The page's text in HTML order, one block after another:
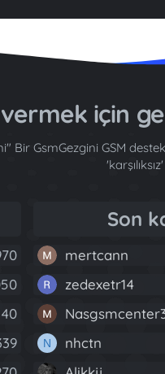
için
Bir GsmGezgini GSM
Son
mertcann
zedexetr14
N nhctn